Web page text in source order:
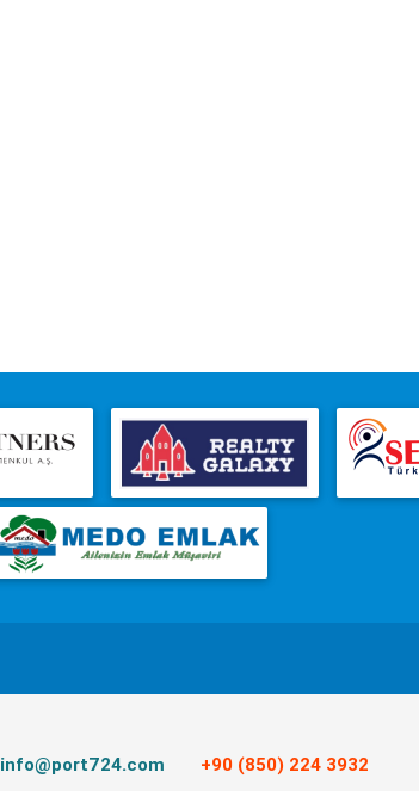
info@port724.com +90 (850) 224 3932